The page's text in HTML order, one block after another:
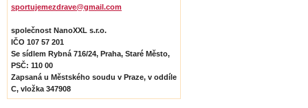
sportujemezdrave@gmail.com
společnost NanoXXL s.r.o.
IČO 107 57 201
Se sídlem Rybná 716/24, Praha, Staré Město,
PSČ: 110 00
Zapsaná u Městského soudu v Praze, v oddíle
C, vložka 347908